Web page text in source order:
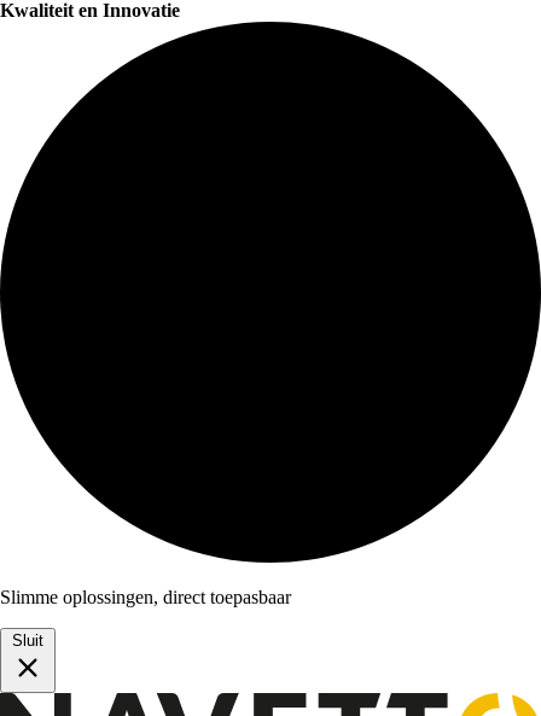
Kwaliteit en Innovatie
Slimme oplossingen, direct toepasbaar
Sluit